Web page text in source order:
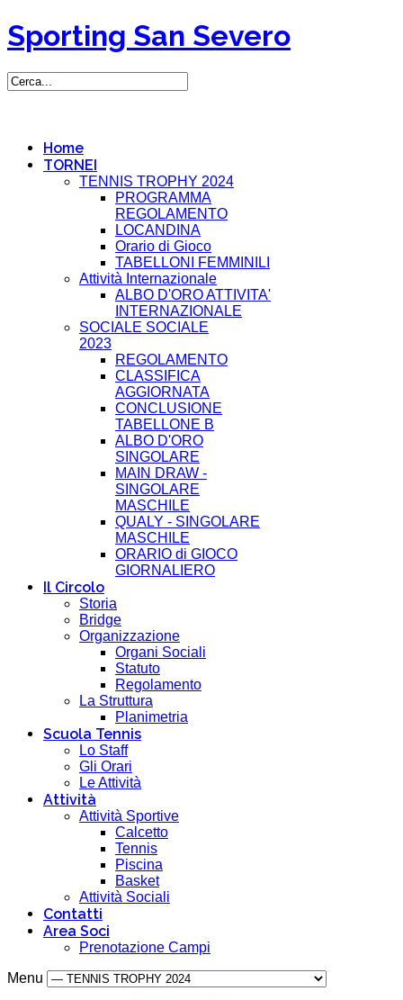
Sporting San Severo
Home
TORNEI
TENNIS TROPHY 2024
PROGRAMMA
REGOLAMENTO
LOCANDINA
Orario di Gioco
TABELLONI FEMMINILI
Attività Internazionale
ALBO D'ORO ATTIVITA'
INTERNAZIONALE
SOCIALE SOCIALE
2023
REGOLAMENTO
CLASSIFICA
AGGIORNATA
CONCLUSIONE
TABELLONE B
ALBO D'ORO
SINGOLARE
MAIN DRAW -
SINGOLARE
MASCHILE
QUALY - SINGOLARE
MASCHILE
ORARIO di GIOCO
GIORNALIERO
Il Circolo
Storia
Bridge
Organizzazione
Organi Sociali
Statuto
Regolamento
La Struttura
Planimetria
Scuola Tennis
Lo Staff
Gli Orari
Le Attività
Attività
Attività Sportive
Calcetto
Tennis
Piscina
Basket
Attività Sociali
Contatti
Area Soci
Prenotazione Campi
Menu